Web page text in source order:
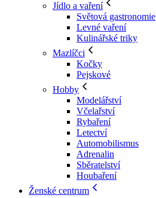
Jídlo a vaření
Světová gastronomie
Levné vaření
Kulinářské triky
Mazlíčci
Kočky
Pejskové
Hobby
Modelářství
Včelařství
Rybaření
Letectví
Automobilismus
Adrenalin
Sběratelství
Houbaření
Ženské centrum